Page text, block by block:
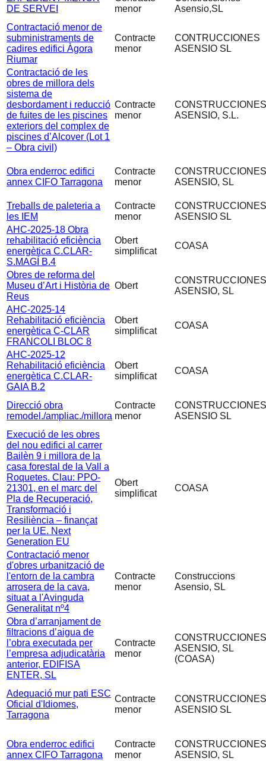
DE SERVEI
menor
Asensio,SL
Contractació menor de
subministraments de
cadires edifici Àgora
Riumar
Contracte
menor
CONTRUCCIONES
ASENSIO SL
Contractació de les
obres de millora dels
sistema de
desbordament i reducció
de fuites de les piscines
exteriors del complex de
piscines d’Alcover (Lot 1
– Obra civil)
Contracte
menor
CONSTRUCCIONES
ASENSIO, S.L.
Obra enderroc edifici
annex CIFO Tarragona
Contracte
menor
CONSTRUCCIONES
ASENSIO, SL
Treballs de paleteria a
les IEM
Contracte
menor
CONSTRUCCIONES
ASENSIO SL
AHC-2025-18 Obra
rehabilitació eficiència
energètica C.CLAR-
S.MAGÍ B.4
Obert
simplificat
COASA
Obres de reforma del
Museu d’Art i Història de
Reus
Obert
CONSTRUCCIONES
ASENSIO, SL
AHC-2025-14
Rehabilitació eficiència
energètica C-CLAR
FRANCOLI BLOC 8
Obert
simplificat
COASA
AHC-2025-12
Rehabilitació eficiència
energètica C.CLAR-
GAIA B.2
Obert
simplificat
COASA
Direcció obra
remodel./ampliac./millora
Contracte
menor
CONSTRUCCIONES
ASENSIO SL
Execució de les obres
del nou edifici al carrer
Bailèn 9 i millora de la
casa forestal de la Vall a
Roquetes. Clau: PPO-
21301, en el marc del
Pla de Recuperació,
Transformació i
Resiliència – finançat
per la UE. Next
Generation EU
Obert
simplificat
COASA
Contractació menor
d'obres urbanització de
l'entorn de la cambra
arrosera de la cava,
situat a l'Avinguda
Generalitat nº4
Contracte
menor
Construccions
Asensio, SL
Obra d’arranjament de
filtracions d’aigua de
l’obra executada per
l’empresa adjudicatària
anterior, EDIFISA
ENTER, SL
Contracte
menor
CONSTRUCCIONES
ASENSIO, SL
(COASA)
Adequació mur pati ESC
Oficial d'Idiomes,
Tarragona
Contracte
menor
CONSTRUCCIONES
ASENSIO SL
Obra enderroc edifici
annex CIFO Tarragona
Contracte
menor
CONSTRUCCIONES
ASENSIO, SL